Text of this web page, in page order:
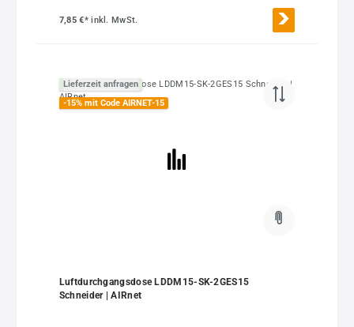
7,85 €*inkl. MwSt.
Lieferzeit anfragen
-15% mit Code AIRNET-15
Luftdurchgangsdose LDDM15-SK-2GES15
Schneider | AIRnet